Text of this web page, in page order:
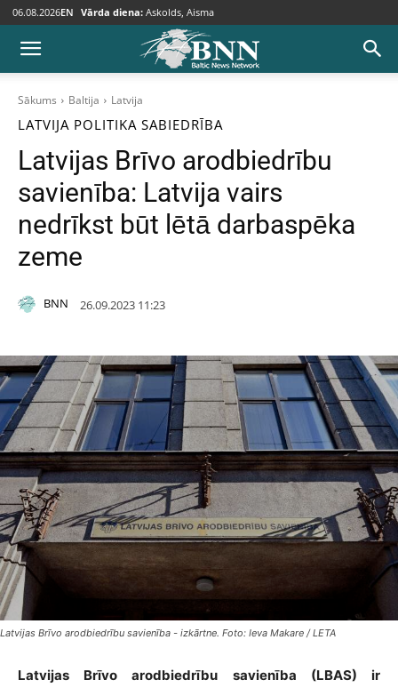
06.08.2026EN Vārda diena: Askolds, Aisma
Sākums Baltija Latvija
LATVIJA POLITIKA SABIEDRĪBA
Latvijas Brīvo arodbiedrību
savienība: Latvija vairs
nedrīkst būt lētā darbaspēka
zeme
BNN 26.09.2023 11:23
Latvijas Brīvo arodbiedrību savienība - izkārtne. Foto: Ieva Makare / LETA
Latvijas Brīvo arodbiedrību savienība (LBAS) ir